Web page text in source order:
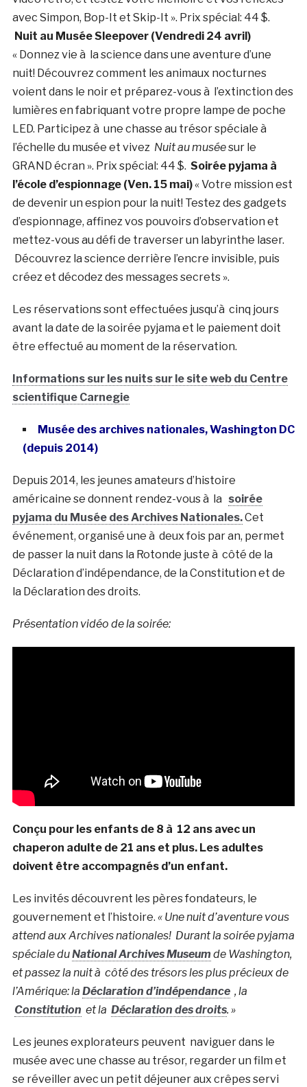
avec Simpon, Bop-It et Skip-It ». Prix spécial: 44 $.
Nuit au Musée Sleepover (Vendredi 24 avril)
« Donnez vie à la science dans une aventure d’une
nuit! Découvrez comment les animaux nocturnes
voient dans le noir et préparez-vous à l’extinction des
lumières en fabriquant votre propre lampe de poche
LED. Participez à une chasse au trésor spéciale à
l’échelle du musée et vivez Nuit au muséesur le
GRAND écran ». Prix spécial: 44 $. Soirée pyjama à
l’école d’espionnage (Ven. 15 mai)« Votre mission est
de devenir un espion pour la nuit! Testez des gadgets
d’espionnage, affinez vos pouvoirs d’observation et
mettez-vous au défi de traverser un labyrinthe laser.
Découvrez la science derrière l’encre invisible, puis
créez et décodez des messages secrets ».
Les réservations sont effectuées jusqu’à cinq jours
avant la date de la soirée pyjama et le paiement doit
être effectué au moment de la réservation.
Informations sur les nuits sur le site web du Centre
scientifique Carnegie
Musée des archives nationales, Washington DC
(depuis 2014)
Depuis 2014, les jeunes amateurs d’histoire
américaine se donnent rendez-vous à la soirée
pyjama du Musée des Archives Nationales.Cet
événement, organisé une à deux fois par an, permet
de passer la nuit dans la Rotonde juste à côté de la
Déclaration d’indépendance, de la Constitution et de
la Déclaration des droits.
Présentation vidéo de la soirée:
Conçu pour les enfants de 8 à 12 ans avec un
chaperon adulte de 21 ans et plus. Les adultes
doivent être accompagnés d’un enfant.
Les invités découvrent les pères fondateurs, le
gouvernement et l’histoire. « Une nuit d’aventure vous
attend aux Archives nationales! Durant la soirée pyjama
spéciale duNational Archives Museumde Washington,
et passez la nuit à côté des trésors les plus précieux de
l’Amérique: la Déclaration d’indépendance, la
Constitution et la Déclaration des droits. »
Les jeunes explorateurs peuvent naviguer dans le
musée avec une chasse au trésor, regarder un film et
se réveiller avec un petit déjeuner aux crêpes servi